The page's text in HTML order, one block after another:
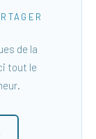
de la
tout le